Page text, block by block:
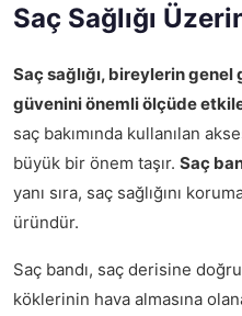
Saç Sağlığı
Saç sağlığı, bireylerin
güvenini önemli ölçüde
saç bakımında kullanılan
büyük bir önem taşır. Saç
yanı sıra, saç sağlığını
üründür.
Saç bandı, saç derisine
köklerinin hava almasına